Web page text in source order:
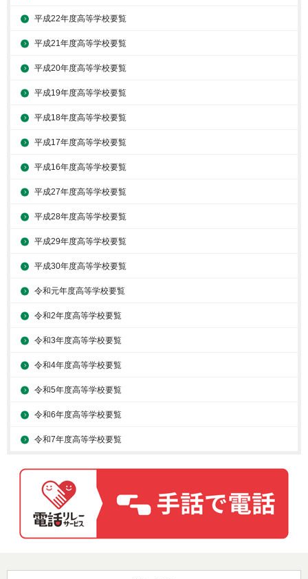
平成22年度高等学校要覧
平成21年度高等学校要覧
平成20年度高等学校要覧
平成19年度高等学校要覧
平成18年度高等学校要覧
平成17年度高等学校要覧
平成16年度高等学校要覧
平成27年度高等学校要覧
平成28年度高等学校要覧
平成29年度高等学校要覧
平成30年度高等学校要覧
令和元年度高等学校要覧
令和2年度高等学校要覧
令和3年度高等学校要覧
令和4年度高等学校要覧
令和5年度高等学校要覧
令和6年度高等学校要覧
令和7年度高等学校要覧